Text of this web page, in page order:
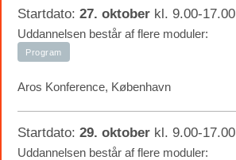
Startdato: 27. oktober kl. 9.00-17.00
Uddannelsen består af flere moduler:
Program
Aros Konference, København
Startdato: 29. oktober kl. 9.00-17.00
Uddannelsen består af flere moduler: